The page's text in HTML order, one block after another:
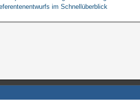
im Schnellüberblick